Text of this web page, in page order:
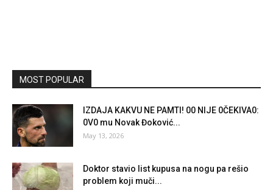
MOST POPULAR
lZDAJA KAKVU NE PAMTl! 00 NlJE 0ČEKlVA0:
0V0 mu Novak Đoković...
May 13, 2026
Doktor stavio list kupusa na nogu pa rešio
problem koji muči...